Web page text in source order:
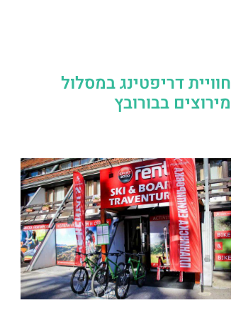
חוויית דריפטינג במסלול
מירוצים בבורובץ